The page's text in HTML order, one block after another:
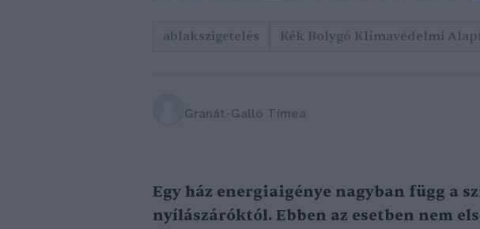
ablakszigetelés Kék Bolygó Klímavédelmi
Granát-Galló Tímea
Egy ház energiaigénye nagyban függ a
nyílászáróktól. Ebben az esetben nem